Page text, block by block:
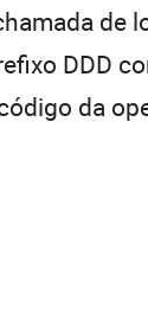
de
DDD
da